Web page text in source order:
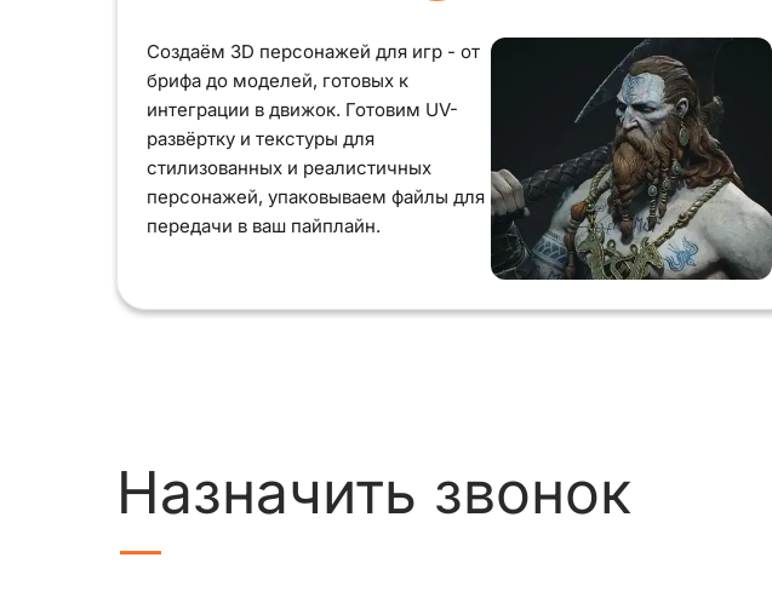
Создаём 3D персонажей для игр - от
брифа до моделей, готовых к
интеграции в движок. Готовим UV-
развёртку и текстуры для
стилизованных и реалистичных
персонажей, упаковываем файлы для
передачи в ваш пайплайн.
Назначить звонок